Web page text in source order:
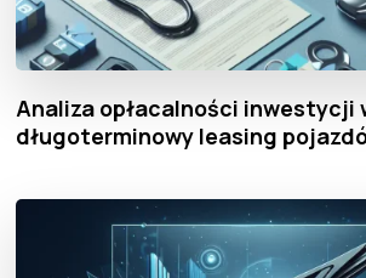
Analiza opłacalności inwestycji
długoterminowy leasing